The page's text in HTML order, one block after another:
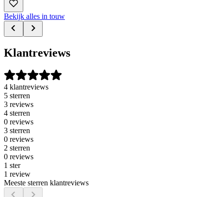
Bekijk alles in touw
Klantreviews
4 klantreviews
5 sterren
3 reviews
4 sterren
0 reviews
3 sterren
0 reviews
2 sterren
0 reviews
1 ster
1 review
Meeste sterren klantreviews